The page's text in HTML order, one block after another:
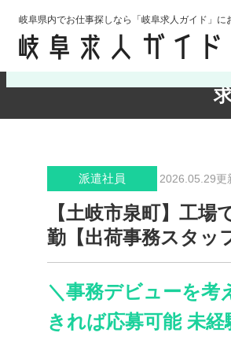
岐阜県内でお仕事探しなら「岐阜求人ガイド」に
検索条件の確認・変更
派遣社員 2026.05.29
【土岐市泉町】工
勤【出荷事務スタッ
＼事務デビューを考
きれば応募可能 未